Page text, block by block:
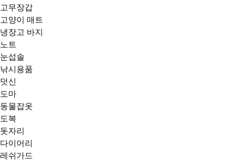
고무장갑
고양이 매트
냉장고 바지
노트
눈섭솔
낚시용품
덧신
도마
동물잡옷
도복
돗자리
다이어리
레쉬가드